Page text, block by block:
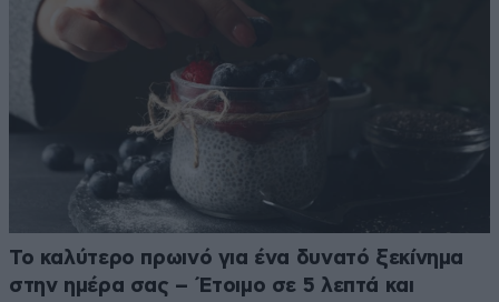
Το καλύτερο πρωινό για ένα δυνατό ξεκίνημα
στην ημέρα σας – Έτοιμο σε 5 λεπτά και